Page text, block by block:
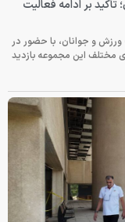
بر ادامه فعالیت
و جوانان، با حضور در
مختلف این مجموعه بازدید